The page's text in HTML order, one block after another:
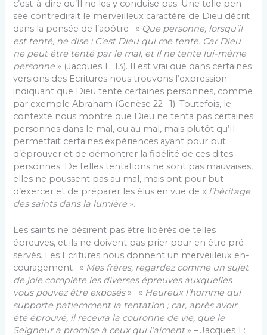
c’est-à-dire qu’Il ne les y conduise pas. Une telle pen­
sée contredirait le merveilleux caractère de Dieu décrit
dans la pensée de l’apôtre : « Que personne, lorsqu’il
est tenté, ne dise : C’est Dieu qui me tente. Car Dieu
ne peut être tenté par le mal, et il ne tente lui-même
personne» (Jacques 1 : 13). Il est vrai que dans cer­taines
versions des Ecritures nous trouvons l’expression
indiquant que Dieu tente certaines personnes, comme
par exemple Abraham (Genèse 22 : 1). Toutefois, le
contexte nous montre que Dieu ne tenta pas certaines
personnes dans le mal, ou au mal, mais plutôt qu’Il
permettait certaines expériences ayant pour but
d’éprouver et de démontrer la fidélité de ces dites
personnes. De telles tentations ne sont pas mauvaises,
elles ne poussent pas au mal, mais ont pour but
d’exercer et de préparer les élus en vue de « l’héritage
des saints dans la lumière».
Les saints ne désirent pas être libérés de telles
épreuves, et ils ne doivent pas prier pour en être pré­
servés. Les Ecritures nous donnent un merveilleux en­
couragement : « Mes frères, regardez comme un sujet
de joie complète les diverses épreuves auxquelles
vous pouvez être exposés» ; « Heureux l’homme qui
supporte patiemment la tentation ; car, après avoir
été éprouvé, il recevra la couronne de vie, que le
Seigneur a promise à ceux qui l’aiment» – Jacques 1 :